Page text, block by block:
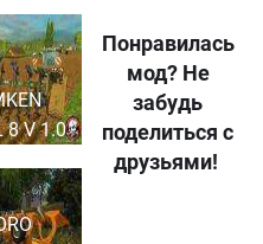
8 V 1.0
Понравилась
мод? Не
забудь
поделиться с
друзьями!